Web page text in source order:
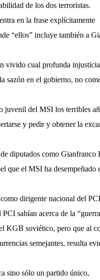
de los dos terroristas.
en la frase explícitamente
“ellos” incluye también a
vivido cual profunda
sazón en el gobierno, no
juvenil del MSI los terribles
y pedir y obtener la
diputados como Gianfranco
que el MSI ha desempeñado
dirigente nacional del
sabían acerca de la
KGB soviético, pero que al
semejantes, resulta
sino sólo un partido único,